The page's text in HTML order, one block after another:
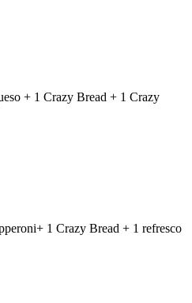
+ 1 Crazy Bread + 1 Crazy
1 Crazy Bread + 1 refresco